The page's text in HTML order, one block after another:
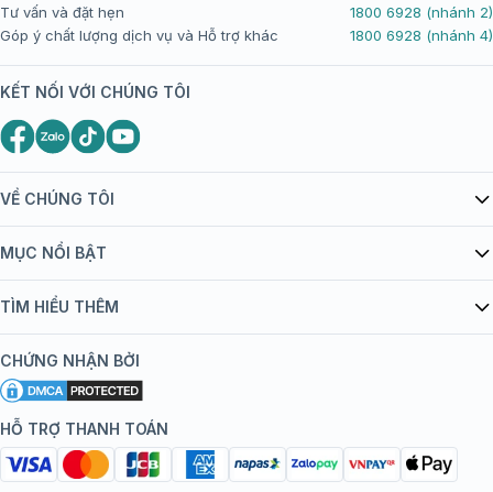
VỀ CHÚNG TÔI
Giới thiệu Tiêm Chủng FPT Long Châu
bán hàng
Chính sách nội dung
Chính sách bảo mật
Chính sách bảo mật dữ liệu cá nhân
Chính sách thanh toán
MỤC NỔI BẬT
Danh mục vắc xin
Đội ngũ bác sĩ, chuyên gia
Hệ thống trung tâm tiêm chủng
TÌM HIỂU THÊM
Khuyến mãi
Tôi nên tiêm gì?
Tiêm chủng đi nước ngoài
CHỨNG NHẬN BỞI
HỖ TRỢ THANH TOÁN
Tư vấn và đặt hẹn
1800 6928 (nhánh 2)
Góp ý chất lượng dịch vụ và Hỗ trợ khác
1800 6928 (nhánh 4)
KẾT NỐI VỚI CHÚNG TÔI